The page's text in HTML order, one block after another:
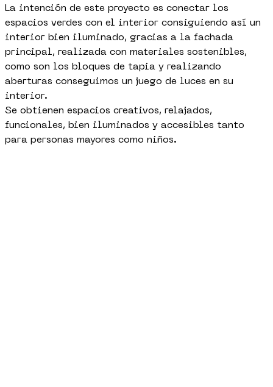
La intención de este proyecto es conectar los
espacios verdes con el interior consiguiendo así un
interior bien iluminado, gracias a la fachada
principal, realizada con materiales sostenibles,
como son los bloques de tapia y realizando
aberturas conseguimos un juego de luces en su
interior.
Se obtienen espacios creativos, relajados,
funcionales, bien iluminados y accesibles tanto
para personas mayores como niños.